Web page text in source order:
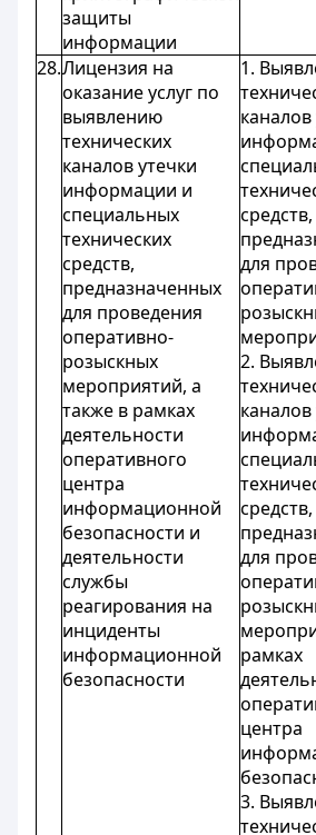
защиты
информации
28.Лицензия на
оказание услуг по
выявлению
технических
каналов утечки
информации и
специальных
технических
средств,
предназначенных
для проведения
оперативно-
розыскных
мероприятий, а
также в рамках
деятельности
оперативного
центра
информационной
безопасности и
деятельности
службы
реагирования на
инциденты
информационной
безопасности
1.
каналов
средств,
для
2.
каналов
средств,
для
рамках
центра
3.